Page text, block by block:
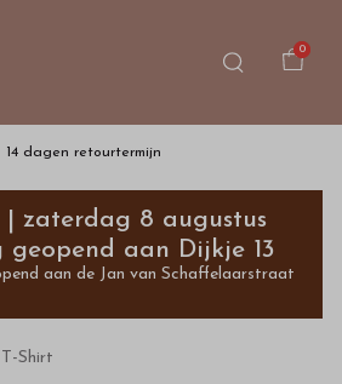
0
14 dagen retourtermijn
| zaterdag 8 augustus
geopend aan Dijkje 13
aan de Jan van Schaffelaarstraat
Shirt